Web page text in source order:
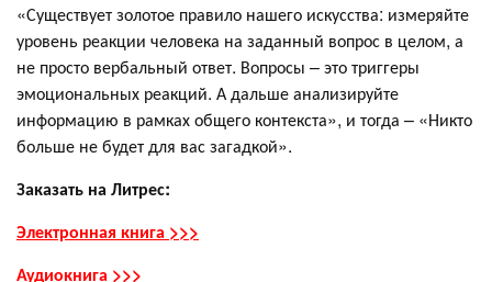
«Существует золотое правило нашего искусства: измеряйте
уровень реакции человека на заданный вопрос в целом, а
не просто вербальный ответ. Вопросы – это триггеры
эмоциональных реакций. А дальше анализируйте
информацию в рамках общего контекста», и тогда – «Никто
больше не будет для вас загадкой».
Заказать на Литрес:
Электронная книга >>>
Аудиокнига >>>